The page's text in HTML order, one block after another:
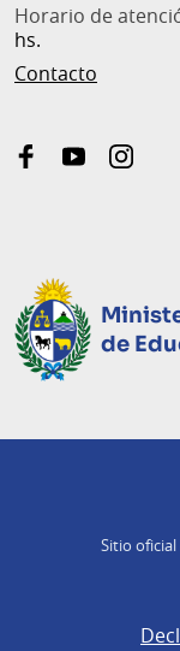
Horario de
hs.
Contacto
facebookyoutube
de
Sitio